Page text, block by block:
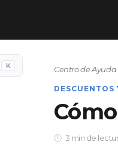
K Centro de Ayuda
DESCUENTOS
3 min de